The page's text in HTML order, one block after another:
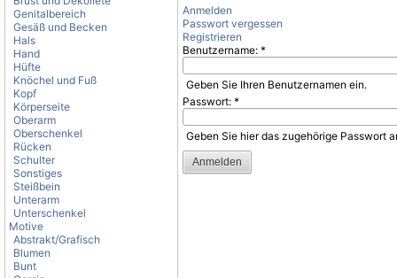
Genitalbereich
Gesäß und Becken
Hals
Hand
Hüfte
Knöchel und Fuß
Kopf
Körperseite
Oberarm
Oberschenkel
Rücken
Schulter
Sonstiges
Steißbein
Unterarm
Unterschenkel
Motive
Abstrakt/Grafisch
Blumen
Bunt
Anmelden
Passwort vergessen
Registrieren
Benutzername: *
Geben Sie Ihren Benutzernamen ein.
Passwort: *
Geben Sie hier das zugehörige Passwort